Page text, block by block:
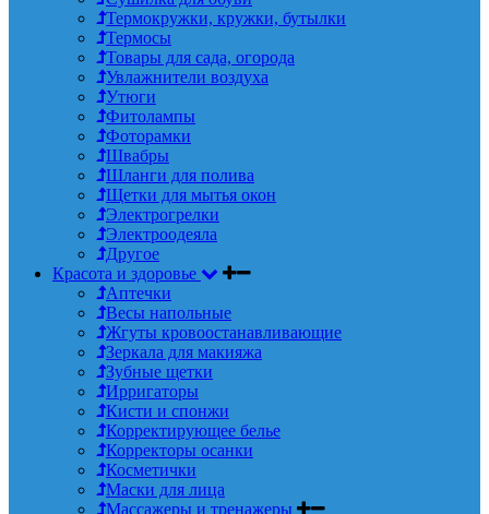
Термокружки, кружки, бутылки
Термосы
Товары для сада, огорода
Увлажнители воздуха
Утюги
Фитолампы
Фоторамки
Швабры
Шланги для полива
Щетки для мытья окон
Электрогрелки
Электроодеяла
Другое
Красота и здоровье
Аптечки
Весы напольные
Жгуты кровоостанавливающие
Зеркала для макияжа
Зубные щетки
Ирригаторы
Кисти и спонжи
Корректирующее белье
Корректоры осанки
Косметички
Маски для лица
Массажеры и тренажеры